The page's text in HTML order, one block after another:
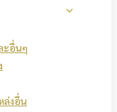
ะอื่นๆ
ล่งอื่น